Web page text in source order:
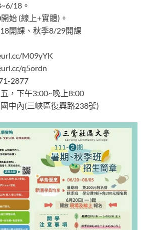
18。
始 (線上+實體)。
開課、秋季8/29開課
M09yYK
q5ordn
2877
，下午3:00~晚上8:00
中內(三峽區復興路238號)